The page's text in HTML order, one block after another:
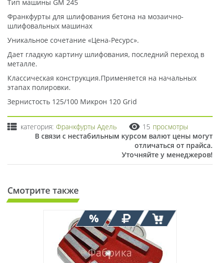
Тип машины GM 245
Франкфурты для шлифования бетона на мозаично-
шлифовальных машинах
Уникальное сочетание «Цена-Ресурс».
Дает гладкую картину шлифования, последний переход в
металле.
Классическая конструкция.Применяется на начальных
этапах полировки.
Зернистость 125/100 Микрон 120 Grid
категория: Франкфурты Адель 15 просмотры
В связи с нестабильным курсом валют цены могут
отличаться от прайса.
Уточняйте у менеджеров!
Смотрите также